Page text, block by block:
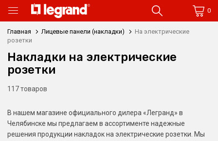
0
Главная Лицевые панели (накладки)
На электрические
розетки
Накладки на электрические
розетки
117 товаров
В нашем магазине официального дилера «Легранд» в
Челябинске мы предлагаем в ассортименте надежные
решения продукции накладок на электрические розетки. Мы